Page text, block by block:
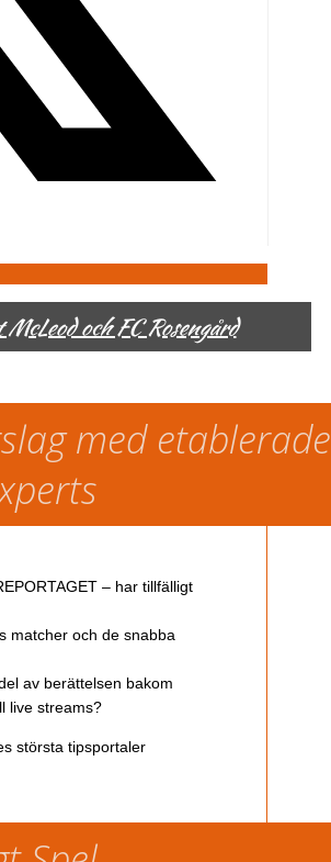
och FC Rosengård
med etablerade
– har tillfälligt
matcher och de snabba
av berättelsen bakom
live streams?
största tipsportaler